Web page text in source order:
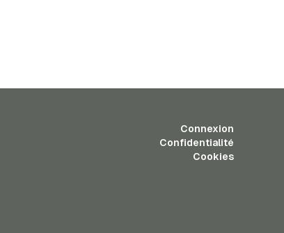
Connexion
Confidentialité
Cookies